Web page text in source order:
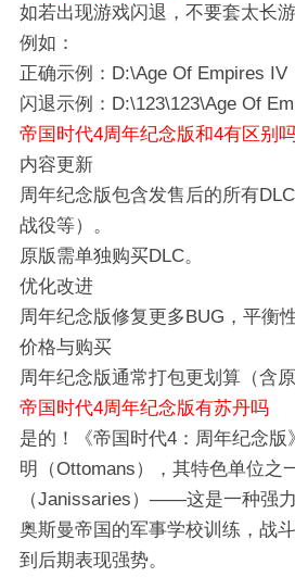
如若出现游戏闪退，不要套太长游
例如：
正确示例：D:\Age Of Empires IV
闪退示例：D:\123\123\Age Of
帝国时代4周年纪念版和4有区别
内容更新‌
周年纪念版包含发售后的所有
战役等）。
原版需单独购买DLC。
‌优化改进‌
周年纪念版修复更多BUG，平衡
‌价格与购买‌
周年纪念版通常打包更划算（含原
帝国时代4周年纪念版有苏丹吗
是的！‌《帝国时代4：周年纪念版
明（Ottomans）‌，其特色单位之
（Janissaries）‌——这是一种强
奥斯曼帝国的军事学校训练，战
到后期表现强势。